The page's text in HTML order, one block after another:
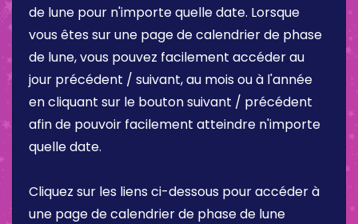
de lune pour n'importe quelle date. Lorsque
vous êtes sur une page de calendrier de phase
de lune, vous pouvez facilement accéder au
jour précédent / suivant, au mois ou à l'année
en cliquant sur le bouton suivant / précédent
afin de pouvoir facilement atteindre n'importe
quelle date.
Cliquez sur les liens ci-dessous pour accéder à
une page de calendrier de phase de lune